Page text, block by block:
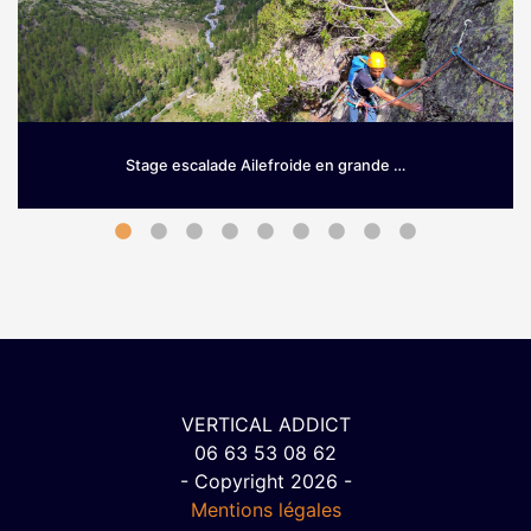
Stage escalade Ailefroide en grande …
Grimpez sur le granit d’Ailefroide! Envie de prendre de la
VERTICAL ADDICT
06 63 53 08 62
- Copyright 2026 -
Mentions légales